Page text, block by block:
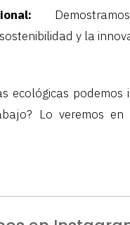
y la
ecológicas podemos
Lo veremos en